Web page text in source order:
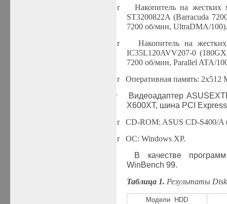
r
Накопитель на
ST3200822A (Barracuda
7200 об/мин, UltraDMA/100).
r
Накопитель на
IC35L120AVV207-0 (180
7200 об/мин, Parallel ATA/
r
Оперативная память: 2x512
r
ВидеоадаптерASUS
X600XT, шина PCI Express
r
CD-ROM: ASUS CD-S400/A
r
ОС: Windows XP.
В качестве программ
WinBench 99.
Таблица 1. Результаты
Модели HDD